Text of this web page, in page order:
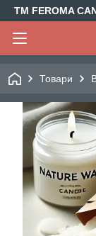
TM FEROMA
Товари